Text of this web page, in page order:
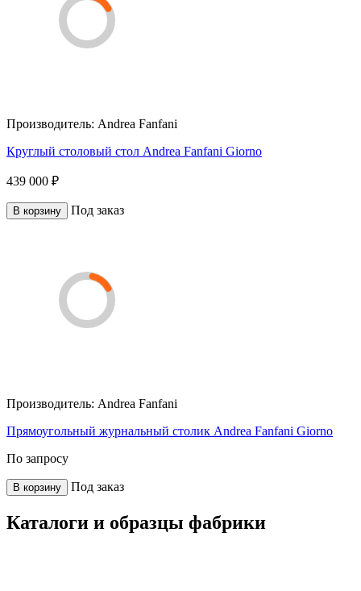
Производитель: Andrea Fanfani
Круглый столовый стол Andrea Fanfani Giorno
439 000 ₽
В корзину Под заказ
Производитель: Andrea Fanfani
Прямоугольный журнальный столик Andrea Fanfani Giorno
По запросу
В корзину Под заказ
Каталоги и образцы фабрики